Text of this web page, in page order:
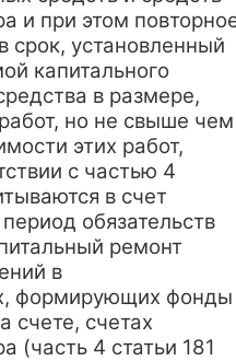
и при этом
срок, установленный
капитального
в размере,
но не свыше чем
этих работ,
с частью 4
в счет
обязательств
ремонт
в
формирующих фонды
счете, счетах
(часть 4 статьи 181